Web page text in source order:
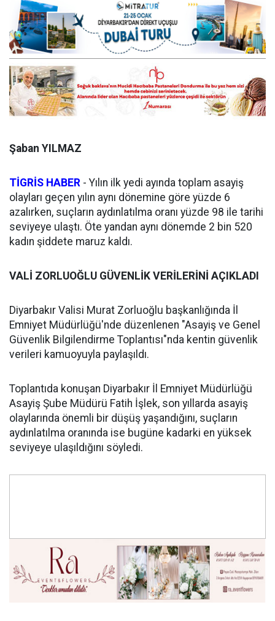
Şaban YILMAZ
TİGRİS HABER - Yılın ilk yedi ayında toplam asayiş
olayları geçen yılın aynı dönemine göre yüzde 6
azalırken, suçların aydınlatılma oranı yüzde 98 ile tarihi
seviyeye ulaştı. Öte yandan aynı dönemde 2 bin 520
kadın şiddete maruz kaldı.
VALİ ZORLUOĞLU GÜVENLİK VERİLERİNİ AÇIKLADI
Diyarbakır Valisi Murat Zorluoğlu başkanlığında İl
Emniyet Müdürlüğü'nde düzenlenen "Asayiş ve Genel
Güvenlik Bilgilendirme Toplantısı"nda kentin güvenlik
verileri kamuoyuyla paylaşıldı.
‎Toplantıda konuşan Diyarbakır İl Emniyet Müdürlüğü
Asayiş Şube Müdürü Fatih İşlek, son yıllarda asayiş
olaylarında önemli bir düşüş yaşandığını, suçların
aydınlatılma oranında ise bugüne kadarki en yüksek
seviyeye ulaşıldığını söyledi.